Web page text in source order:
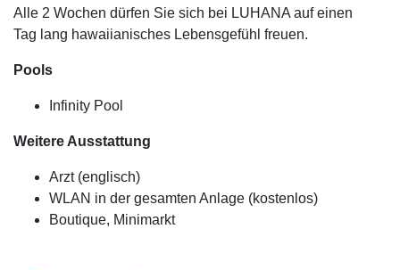
Alle 2 Wochen dürfen Sie sich bei LUHANA auf einen
Tag lang hawaiianisches Lebensgefühl freuen.
Pools
Infinity Pool
Weitere Ausstattung
Arzt (englisch)
WLAN in der gesamten Anlage (kostenlos)
Boutique, Minimarkt